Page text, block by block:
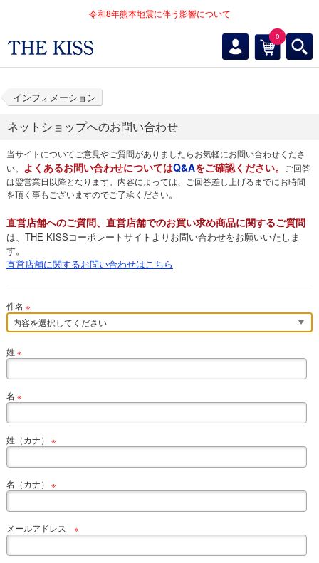
令和8年熊本地震に伴う影響について
0
インフォメーション
ネットショップへのお問い合わせ
当サイトについてご意見やご質問がありましたらお気軽にお問い合わせくださ
い。 よくあるお問い合わせについてはQ&Aをご確認ください。
ご回答
は翌営業日以降となります。内容によっては、ご回答差し上げるまでにお時間
を頂く事もございますのでご了承ください。
直営店舗へのご質問、直営店舗でのお買い求め商品に関するご質問
は、THE KISSコーポレートサイトよりお問い合わせをお願いいたしま
す。
直営店舗に関するお問い合わせはこちら
件名 ※
姓 ※
名 ※
姓（カナ） ※
名（カナ） ※
メールアドレス ※